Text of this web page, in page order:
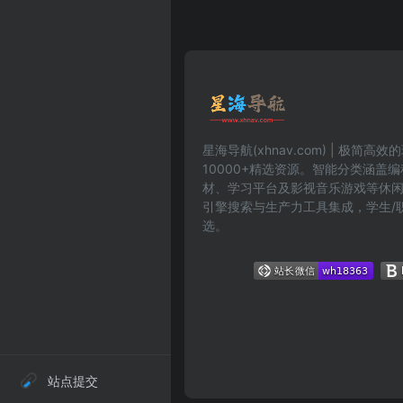
站点提交
星海导航(xhnav.com) | 极简高效
10000+精选资源。智能分类涵盖
材、学习平台及影视音乐游戏等休
引擎搜索与生产力工具集成，学生/
选。